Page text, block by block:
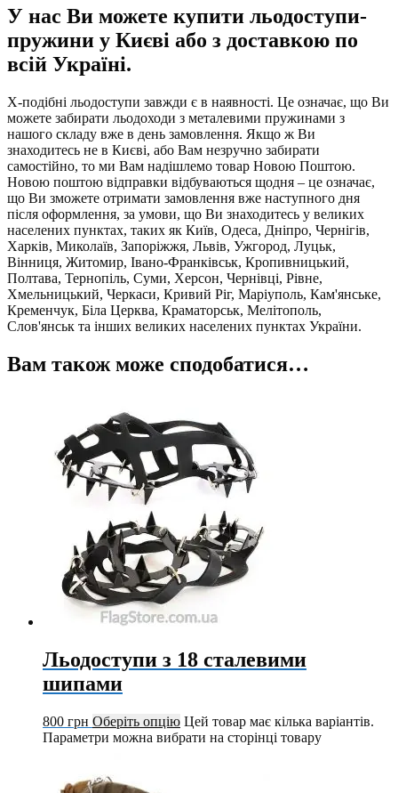
У нас Ви можете купити льодоступи-
пружини у Києві або з доставкою по
всій Україні.
Х-подібні льодоступи завжди є в наявності. Це означає, що Ви
можете забирати льодоходи з металевими пружинами з
нашого складу вже в день замовлення. Якщо ж Ви
знаходитесь не в Києві, або Вам незручно забирати
самостійно, то ми Вам надішлемо товар Новою Поштою.
Новою поштою відправки відбуваються щодня – це означає,
що Ви зможете отримати замовлення вже наступного дня
після оформлення, за умови, що Ви знаходитесь у великих
населених пунктах, таких як Київ, Одеса, Дніпро, Чернігів,
Харків, Миколаїв, Запоріжжя, Львів, Ужгород, Луцьк,
Вінниця, Житомир, Івано-Франківськ, Кропивницький,
Полтава, Тернопіль, Суми, Херсон, Чернівці, Рівне,
Хмельницький, Черкаси, Кривий Ріг, Маріуполь, Кам'янське,
Кременчук, Біла Церква, Краматорськ, Мелітополь,
Слов'янськ та інших великих населених пунктах України.
Вам також може сподобатися…
Льодоступи з 18 сталевими
шипами
800 грн Оберіть опцію Цей товар має кілька варіантів.
Параметри можна вибрати на сторінці товару